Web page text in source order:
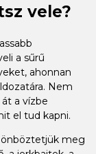
vele?
a sűrű
ahonnan
Nem
a vízbe
el tud kapni.
meg